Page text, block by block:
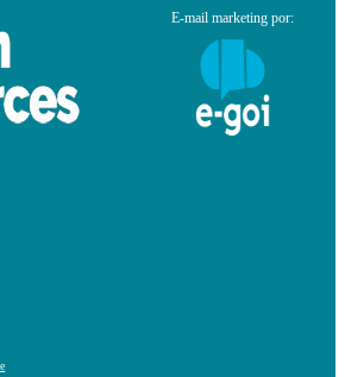
E-mail marketing por: